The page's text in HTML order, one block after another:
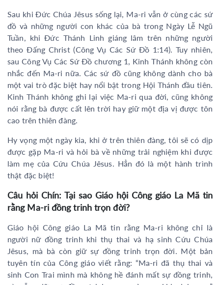
Sau khi Đức Chúa Jêsus sống lại, Ma-ri vẫn ở cùng các sứ
đồ và những người con khác của bà trong Ngày Lễ Ngũ
Tuần, khi Đức Thánh Linh giáng lâm trên những người
theo Đấng Christ (Công Vụ Các Sứ Đồ 1:14). Tuy nhiên,
sau Công Vụ Các Sứ Đồ chương 1, Kinh Thánh không còn
nhắc đến Ma-ri nữa. Các sứ đồ cũng không dành cho bà
một vai trò đặc biệt hay nổi bật trong Hội Thánh đầu tiên.
Kinh Thánh không ghi lại việc Ma-ri qua đời, cũng không
nói rằng bà được cất lên trời hay giữ một địa vị được tôn
cao trên thiên đàng.
Hy vọng một ngày kia, khi ở trên thiên đàng, tôi sẽ có dịp
được gặp Ma-ri và hỏi bà về những trải nghiệm khi được
làm mẹ của Cứu Chúa Jêsus. Hẳn đó là một hành trình
thật đặc biệt!
Câu hỏi Chín: Tại sao Giáo hội Công giáo La Mã tin
rằng Ma-ri đồng trinh trọn đời?
Giáo hội Công giáo La Mã tin rằng Ma-ri không chỉ là
người nữ đồng trinh khi thụ thai và hạ sinh Cứu Chúa
Jêsus, mà bà còn giữ sự đồng trinh trọn đời. Một bản
tuyên tín của Công giáo viết rằng: “Ma-ri đã thụ thai và
sinh Con Trai mình mà không hề đánh mất sự đồng trinh,